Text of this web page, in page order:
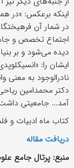
اینکه برعکس: «در
در شمار آن
اجتماع تخصص و
دیده می‌شود و بر
ایشان را:
نادرالوجود به معنی
دکتر محمدامین
آمد... جامعیتی
کتاب ماه ادبیات و فلسفه آذر
دریافت مقاله
منبع: پرتال جامع